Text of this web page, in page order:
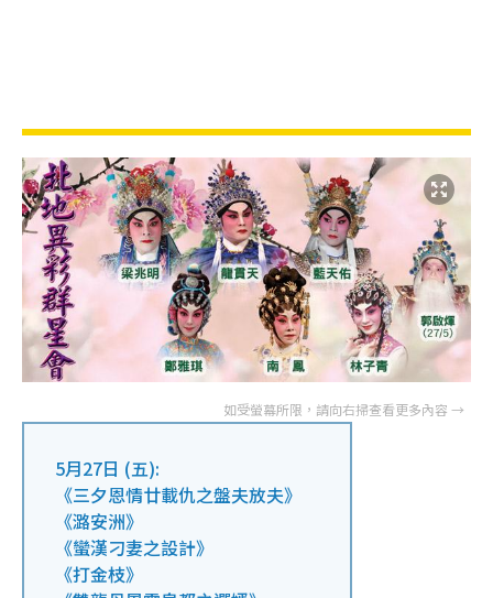
5月27日 (五):
《三夕恩情廿載仇之盤夫放夫》
《潞安洲》
《蠻漢刁妻之設計》
《打金枝》